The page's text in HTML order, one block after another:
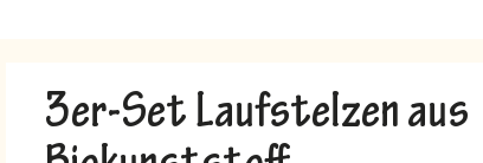
3er-Set Laufstelzen aus